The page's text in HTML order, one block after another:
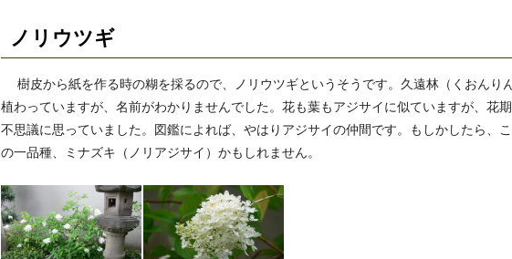
ノリウツギ
樹皮から紙を作る時の糊を採るので、ノリウツギというそうです。久遠林（くおんり
植わっていますが、名前がわかりませんでした。花も葉もアジサイに似ていますが、花期
不思議に思っていました。図鑑によれば、やはりアジサイの仲間です。もしかしたら、
の一品種、ミナズキ（ノリアジサイ）かもしれません。